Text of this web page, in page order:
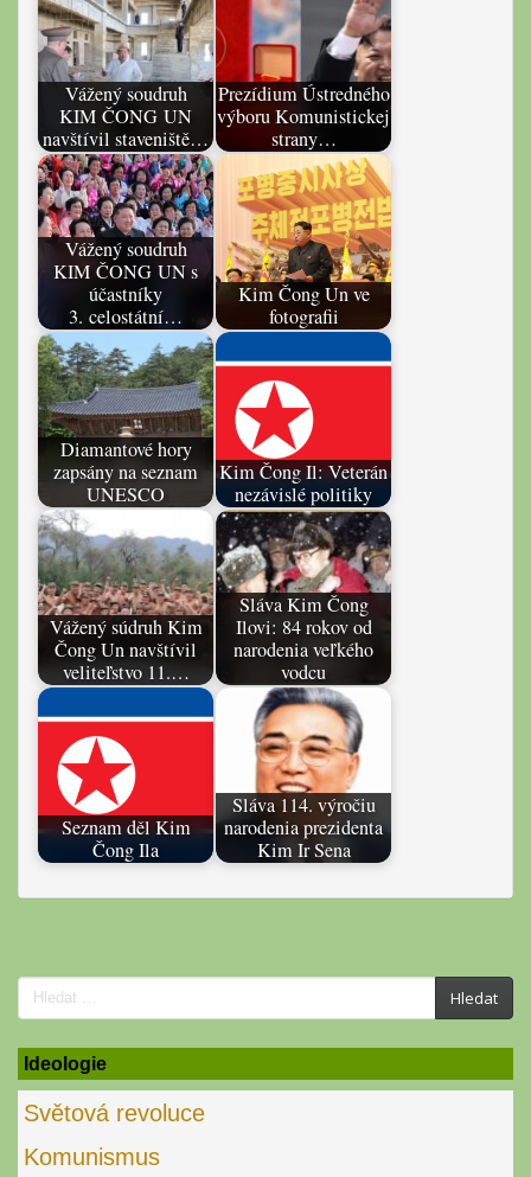
Vážený soudruh
KIM ČONG UN
navštívil staveniště…
Prezídium Ústredného
výboru Komunistickej
strany…
Vážený soudruh
KIM ČONG UN s
účastníky
3. celostátní…
Kim Čong Un ve
fotografii
Diamantové hory
zapsány na seznam
UNESCO
Kim Čong Il: Veterán
nezávislé politiky
Vážený súdruh Kim
Čong Un navštívil
veliteľstvo 11.…
Sláva Kim Čong
Ilovi: 84 rokov od
narodenia veľkého
vodcu
Seznam děl Kim
Čong Ila
Sláva 114. výročiu
narodenia prezidenta
Kim Ir Sena
Search
for:
Hledat
Ideologie
Světová revoluce
Komunismus